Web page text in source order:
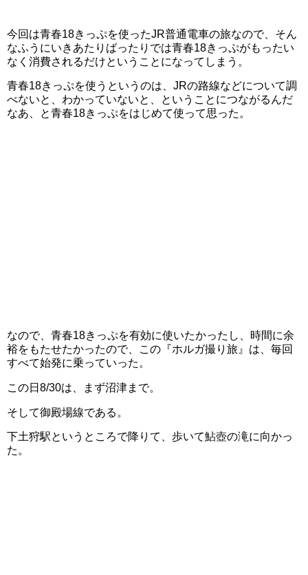
今回は青春18きっぷを使ったJR普通電車の旅なので、そん
なふうにいきあたりばったりでは青春18きっぷがもったい
なく消費されるだけということになってしまう。
青春18きっぷを使うというのは、JRの路線などについて調
べないと、わかっていないと、ということにつながるんだ
なあ、と青春18きっぷをはじめて使って思った。
なので、青春18きっぷを有効に使いたかったし、時間に余
裕をもたせたかったので、この『ホルガ撮り旅』は、毎回
すべて始発に乗っていった。
この日8/30は、まず沼津まで。
そして御殿場線である。
下土狩駅というところで降りて、歩いて鮎壺の滝に向かっ
た。